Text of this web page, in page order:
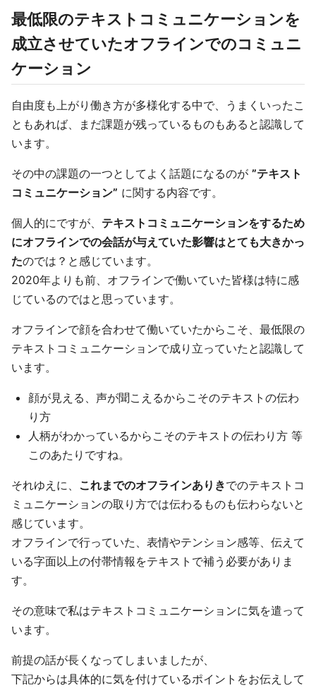
最低限のテキストコミュニケーションを
成立させていたオフラインでのコミュニ
ケーション
自由度も上がり働き方が多様化する中で、うまくいったこ
ともあれば、まだ課題が残っているものもあると認識して
います。
その中の課題の一つとしてよく話題になるのが ”テキスト
コミュニケーション” に関する内容です。
個人的にですが、 テキストコミュニケーションをするため
にオフラインでの会話が与えていた影響はとても大きかっ
たのでは？と感じています。
2020年よりも前、オフラインで働いていた皆様は特に感
じているのではと思っています。
オフラインで顔を合わせて働いていたからこそ、最低限の
テキストコミュニケーションで成り立っていたと認識して
います。
顔が見える、声が聞こえるからこそのテキストの伝わ
り方
人柄がわかっているからこそのテキストの伝わり方 等
このあたりですね。
それゆえに、 これまでのオフラインありきでのテキストコ
ミュニケーションの取り方では伝わるものも伝わらないと
感じています。
オフラインで行っていた、表情やテンション感等、伝えて
いる字面以上の付帯情報をテキストで補う必要がありま
す。
その意味で私はテキストコミュニケーションに気を遣って
います。
前提の話が長くなってしまいましたが、
下記からは具体的に気を付けているポイントをお伝えして